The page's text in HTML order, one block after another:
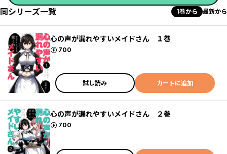
同シリーズ一覧 1巻から 最新から
心の声が漏れやすいメイドさん １巻
700
ポイント
試し読み カートに追加
心の声が漏れやすいメイドさん ２巻
700
ポイント